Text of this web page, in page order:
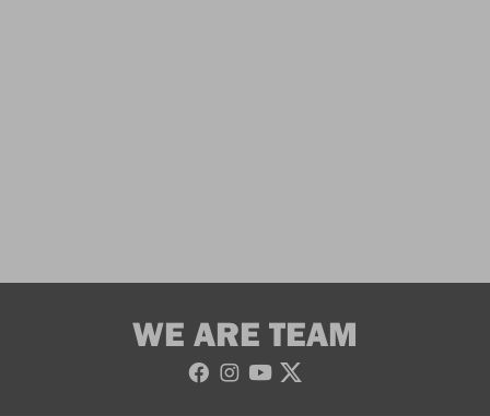
WE ARE TEAM